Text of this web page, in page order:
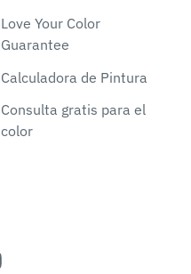
Love Your Color
Guarantee
Calculadora de Pintura
Consulta gratis para el
color